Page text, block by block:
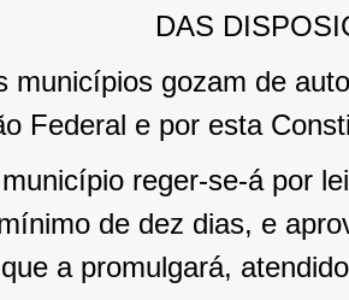
DAS
municípios gozam de
Federal e por esta
reger-se-á por
de dez dias, e
a promulgará,